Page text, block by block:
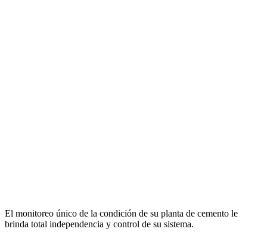
El monitoreo único de la condición de su planta de cemento le
brinda total independencia y control de su sistema.